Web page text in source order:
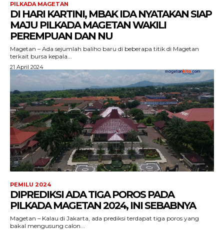
PILKADA MAGETAN
DI HARI KARTINI, MBAK IDA NYATAKAN SIAP
MAJU PILKADA MAGETAN WAKILI
PEREMPUAN DAN NU
Magetan – Ada sejumlah baliho baru di beberapa titik di Magetan
terkait bursa kepala...
21 April 2024
PEMILU 2024
DIPREDIKSI ADA TIGA POROS PADA
PILKADA MAGETAN 2024, INI SEBABNYA
Magetan – Kalau di Jakarta, ada prediksi terdapat tiga poros yang
bakal mengusung calon...